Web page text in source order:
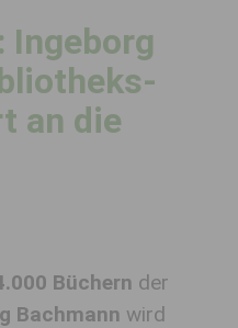
Ingeborg
an die
Büchern der
Bachmann wird